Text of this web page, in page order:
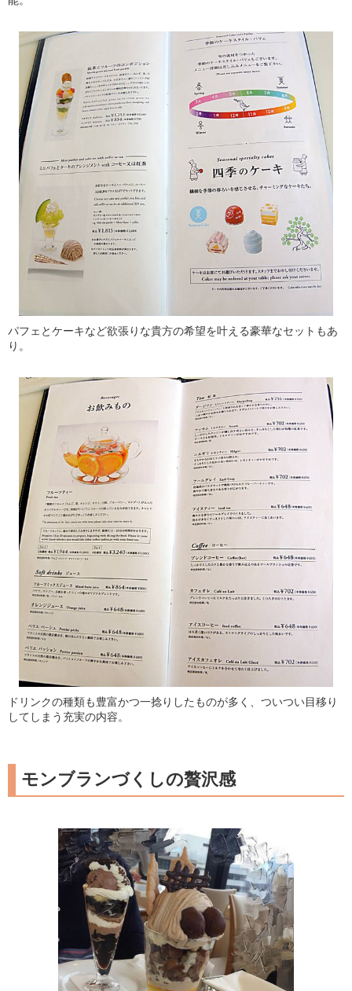
パフェとケーキなど欲張りな貴方の希望を叶える豪華なセットもあ
り。
ドリンクの種類も豊富かつ一捻りしたものが多く、ついつい目移り
してしまう充実の内容。
モンブランづくしの贅沢感